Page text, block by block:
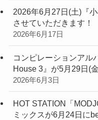
2026年6月27日(土)『
させていただきます！
2026年6月17日
コンピレーションアル
House 3』が5月29日(
2026年6月3日
HOT STATION「
ミックスが6月24日に